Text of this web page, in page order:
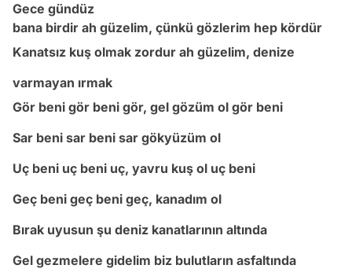
Gece gündüz
bana birdir ah güzelim, çünkü gözlerim hep kördür
Kanatsız kuş olmak zordur ah güzelim, denize
varmayan ırmak
Gör beni gör beni gör, gel gözüm ol gör beni
Sar beni sar beni sar gökyüzüm ol
Uç beni uç beni uç, yavru kuş ol uç beni
Geç beni geç beni geç, kanadım ol
Bırak uyusun şu deniz kanatlarının altında
Gel gezmelere gidelim biz bulutların asfaltında